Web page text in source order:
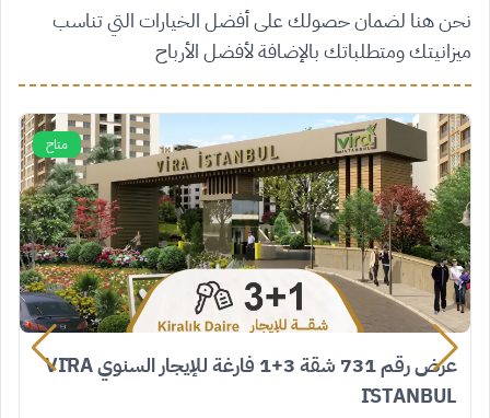
نحن هنا لضمان حصولك على أفضل الخيارات التي تناسب
ميزانيتك ومتطلباتك بالإضافة لأفضل الأرباح
متاح
عرض رقم 731 شقة 3+1 فارغة للإيجار السنوي VİRA
İSTANBUL